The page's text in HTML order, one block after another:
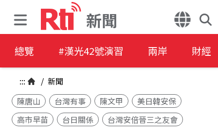
新聞
總覽 #漢光42號演習 兩岸 財經
::: / 新聞
陳唐山
台灣有事 陳文甲
美日韓安保
高市早苗
台日關係 台灣安倍晉三之友會